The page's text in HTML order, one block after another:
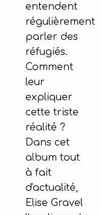
entendent
régulièrement
parler des
réfugiés.
Comment
leur
expliquer
cette triste
réalité ?
Dans cet
album tout
à fait
d'actualité,
Elise Gravel